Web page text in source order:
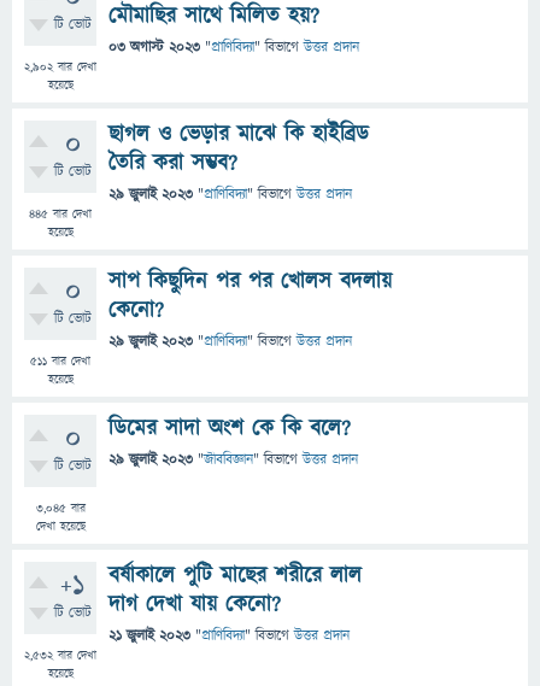
টি ভোট
2,902বার দেখা
হয়েছে
মৌমাছির সাথে মিলিত হয়?
03 অগাস্ট 2023 "প্রাণিবিদ্যা" বিভাগে উত্তর প্রদান
0
টি ভোট
445 বার দেখা
হয়েছে
ছাগল ও ভেড়ার মাঝে কি হাইব্রিড
তৈরি করা সম্ভব?
29 জুলাই 2023 "প্রাণিবিদ্যা" বিভাগে উত্তর প্রদান
0
টি ভোট
511 বার দেখা
হয়েছে
সাপ কিছুদিন পর পর খোলস বদলায়
কেনো?
29 জুলাই 2023 "প্রাণিবিদ্যা" বিভাগে উত্তর প্রদান
0
টি ভোট
3,045বার
দেখা হয়েছে
ডিমের সাদা অংশ কে কি বলে?
29 জুলাই 2023 "জীববিজ্ঞান" বিভাগে উত্তর প্রদান
+1
টি ভোট
2,532বার দেখা
হয়েছে
বর্ষাকালে পুটি মাছের শরীরে লাল
দাগ দেখা যায় কেনো?
21 জুলাই 2023 "প্রাণিবিদ্যা" বিভাগে উত্তর প্রদান